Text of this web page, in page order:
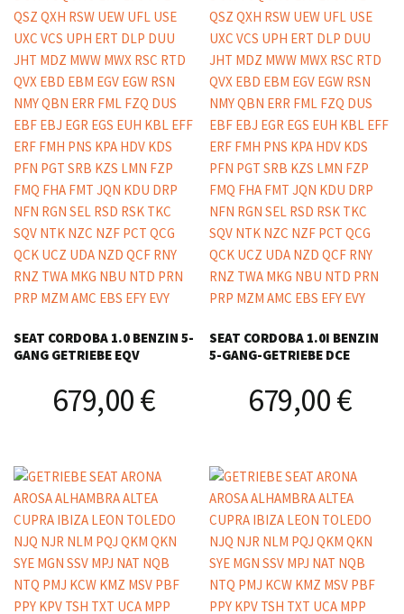
SEAT CORDOBA 1.0 BENZIN 5-
GANG GETRIEBE EQV
679,00€
SEAT CORDOBA 1.0I BENZIN
5-GANG-GETRIEBE DCE
679,00€